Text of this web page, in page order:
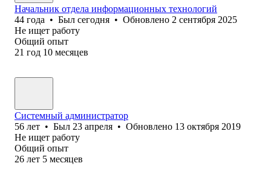
Начальник отдела информационных технологий
44 года • Был сегодня • Обновлено 2 сентября 2025
Не ищет работу
Общий опыт
21 год 10 месяцев
Системный администратор
56 лет • Был 23 апреля • Обновлено 13 октября 2019
Не ищет работу
Общий опыт
26 лет 5 месяцев